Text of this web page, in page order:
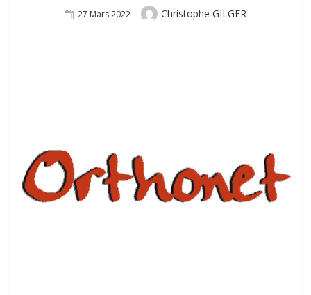
Posted
27 Mars 2022 Author
Christophe GILGER